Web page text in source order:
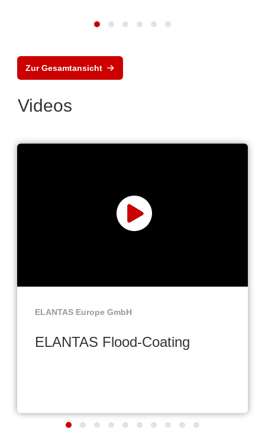
Zur Gesamtansicht
Videos
ELANTAS Europe GmbH
ELANTAS Flood-Coating